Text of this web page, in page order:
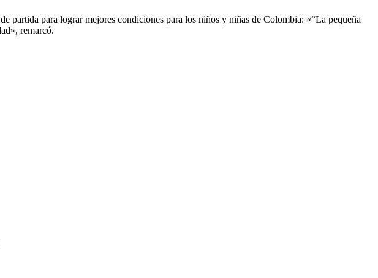
partida para lograr mejores condiciones para los niños y niñas de Colombia: «“La pequeña
remarcó.